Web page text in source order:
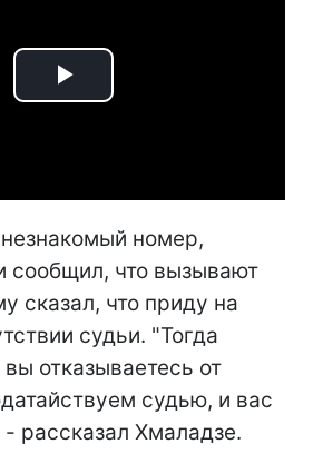
Play
номер,
сообщил, что вызывают
сказал, что приду на
судьи. "Тогда
отказываетесь от
судью, и вас
- рассказал Хмаладзе.